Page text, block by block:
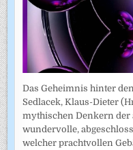
Das Geheimnis hinter
Sedlacek, Klaus-Dieter
mythischen Denkern der
wundervolle,
welcher prachtvollen